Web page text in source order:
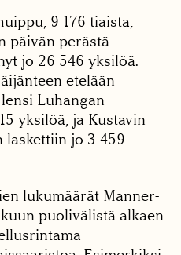
9 176 tiaista,
päivän perästä
jo 26 546 yksilöä.
etelään
Luhangan
yksilöä, ja Kustavin
laskettiin jo 3 459
lukumäärät Manner-
puolivälistä alkaen